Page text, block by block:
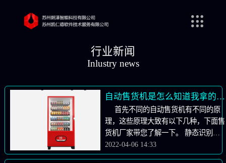
行业新闻
Inlustry news
自动售货机是怎么知道我拿的东西是什么的？「售货机厂家」
首先不同的自动售货机有不同的原
理，这些原理大致有以下几种，下面售
货机厂家带您了解一下。 静态识别。
这种售货机里面有很多摄像头，每层都
有。通过提前录入商品的外形，颜色，
2022-04-06 14:33